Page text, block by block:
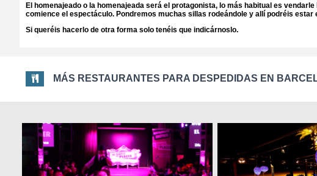
El homenajeado o la homenajeada será el protagonista, lo más habitual es
comience el espectáculo. Pondremos muchas sillas rodeándole y allí podréis estar
Si queréis hacerlo de otra forma solo tenéis que indicárnoslo.
MÁS RESTAURANTES PARA DESPEDIDAS EN